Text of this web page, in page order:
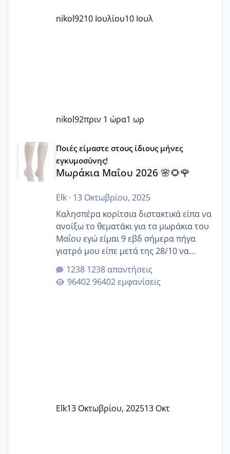
nikol9210 Ιουλίου10 Ιουλ
nikol92πριν 1 ώρα1 ωρ
Μωράκια Μαΐου 2026 🌸🌻🌹
Ποιές είμαστε στους ίδιους μήνες
εγκυμοσύνης!
Μωράκια Μαΐου 2026 🌸🌻🌹
Elk· 13 Οκτωβρίου, 2025
Καλησπέρα κορίτσια διστακτικά είπα να
ανοίξω το θεματάκι για τα μωράκια του
Μαΐου εγώ είμαι 9 εβδ σήμερα πήγα
γιατρό μου είπε μετά της 28/10 να
κλείσω ραντεβού για την αυχενική είναι
καμιά άλλη κοπέλα να γεννάει Μάιο ;;
1238 απαντήσεις
96402 εμφανίσεις
Elk13 Οκτωβρίου, 202513 Οκτ